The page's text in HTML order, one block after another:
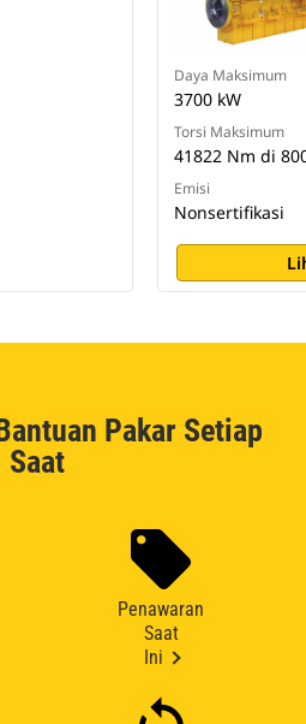
Daya Maksimum
3700 kW
Torsi Maksimum
41822 Nm di
Emisi
Nonsertifikasi
Pakar Setiap
Saat
Penawaran
Saat
Ini